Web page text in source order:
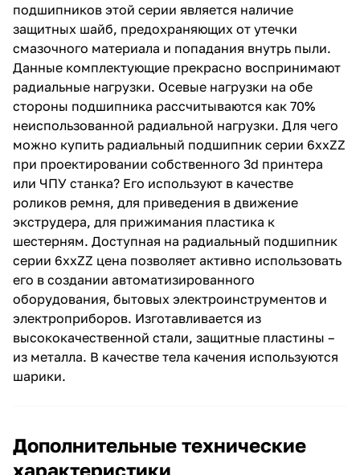
подшипников этой серии является наличие
защитных шайб, предохраняющих от утечки
смазочного материала и попадания внутрь пыли.
Данные комплектующие прекрасно воспринимают
радиальные нагрузки. Осевые нагрузки на обе
стороны подшипника рассчитываются как 70%
неиспользованной радиальной нагрузки. Для чего
можно купить радиальный подшипник серии 6ххZZ
при проектировании собственного 3d принтера
или ЧПУ станка? Его используют в качестве
роликов ремня, для приведения в движение
экструдера, для прижимания пластика к
шестерням. Доступная на радиальный подшипник
серии 6ххZZ цена позволяет активно использовать
его в создании автоматизированного
оборудования, бытовых электроинструментов и
электроприборов. Изготавливается из
высококачественной стали, защитные пластины –
из металла. В качестве тела качения используются
шарики.
Дополнительные технические
характеристики